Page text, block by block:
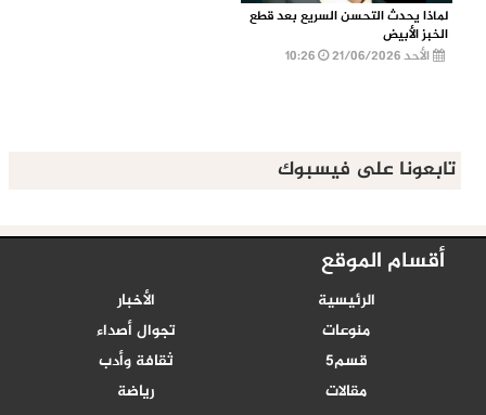
لماذا يحدث التحسن السريع بعد قطع
الخبز الأبيض
الأحد 21/06/2026
تابعونا على فيسبوك
أقسام الموقع
الرئيسية
الأخبار
منوعات
تجوال أصداء
قسم5
ثقافة وأدب
مقالات
رياضة